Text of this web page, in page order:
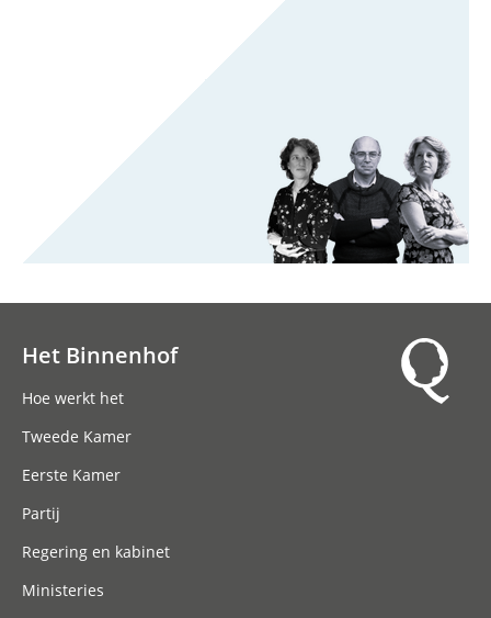
Het Binnenhof
Hoe werkt het
Tweede Kamer
Eerste Kamer
Partij
Regering en kabinet
Ministeries